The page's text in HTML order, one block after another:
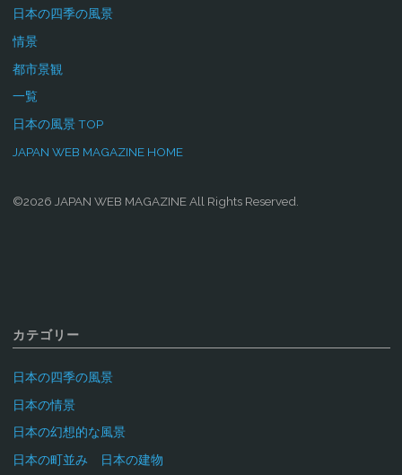
日本の四季の風景
情景
都市景観
一覧
日本の風景 TOP
JAPAN WEB MAGAZINE HOME
©2026 JAPAN WEB MAGAZINE All Rights Reserved.
カテゴリー
日本の四季の風景
日本の情景
日本の幻想的な風景
日本の町並み 日本の建物